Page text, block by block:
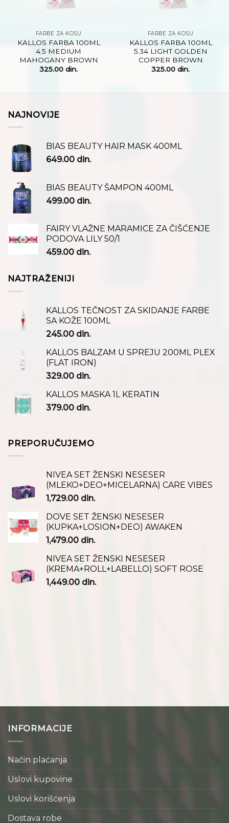
FARBE ZA KOSU
KALLOS FARBA 100ML
4.5 MEDIUM
MAHOGANY BROWN
325.00 din.
FARBE ZA KOSU
KALLOS FARBA 100ML
5.34 LIGHT GOLDEN
COPPER BROWN
325.00 din.
NAJNOVIJE
BIAS BEAUTY HAIR MASK 400ML
649.00 din.
BIAS BEAUTY ŠAMPON 400ML
499.00 din.
FAIRY VLAŽNE MARAMICE ZA ČIŠĆENJE
PODOVA LILY 50/1
459.00 din.
NAJTRAŽENIJI
KALLOS TEČNOST ZA SKIDANJE FARBE
SA KOŽE 100ML
245.00 din.
KALLOS BALZAM U SPREJU 200ML PLEX
(FLAT IRON)
329.00 din.
KALLOS MASKA 1L KERATIN
379.00 din.
PREPORUČUJEMO
NIVEA SET ŽENSKI NESESER
(MLEKO+DEO+MICELARNA) CARE VIBES
1,729.00 din.
DOVE SET ŽENSKI NESESER
(KUPKA+LOSION+DEO) AWAKEN
1,479.00 din.
NIVEA SET ŽENSKI NESESER
(KREMA+ROLL+LABELLO) SOFT ROSE
1,449.00 din.
INFORMACIJE
Način plaćanja
Uslovi kupovine
Uslovi korišćenja
Dostava robe